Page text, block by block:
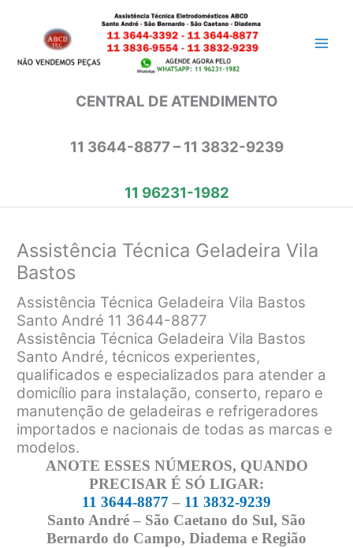
conteúdo
CENTRAL DE ATENDIMENTO
11 3644-8877 – 11 3832-9239
11 96231-1982
Assistência Técnica Geladeira Vila
Bastos
Assistência Técnica Geladeira Vila Bastos
Santo André 11 3644-8877
Assistência Técnica Geladeira Vila Bastos
Santo André, técnicos experientes,
qualificados e especializados para atender a
domicílio para instalação, conserto, reparo e
manutenção de geladeiras e refrigeradores
importados e nacionais de todas as marcas e
modelos.
ANOTE ESSES NÚMEROS, QUANDO
PRECISAR É SÓ LIGAR:
11 3644-8877 – 11 3832-9239
Santo André – São Caetano do Sul, São
Bernardo do Campo, Diadema e Região